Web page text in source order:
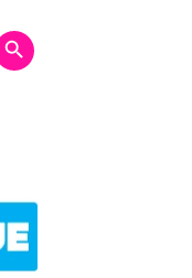
Search Button